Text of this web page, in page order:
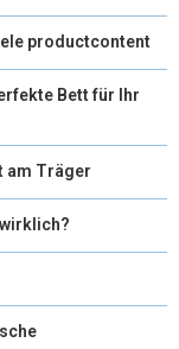
productcontent
Bett für Ihr
am Träger